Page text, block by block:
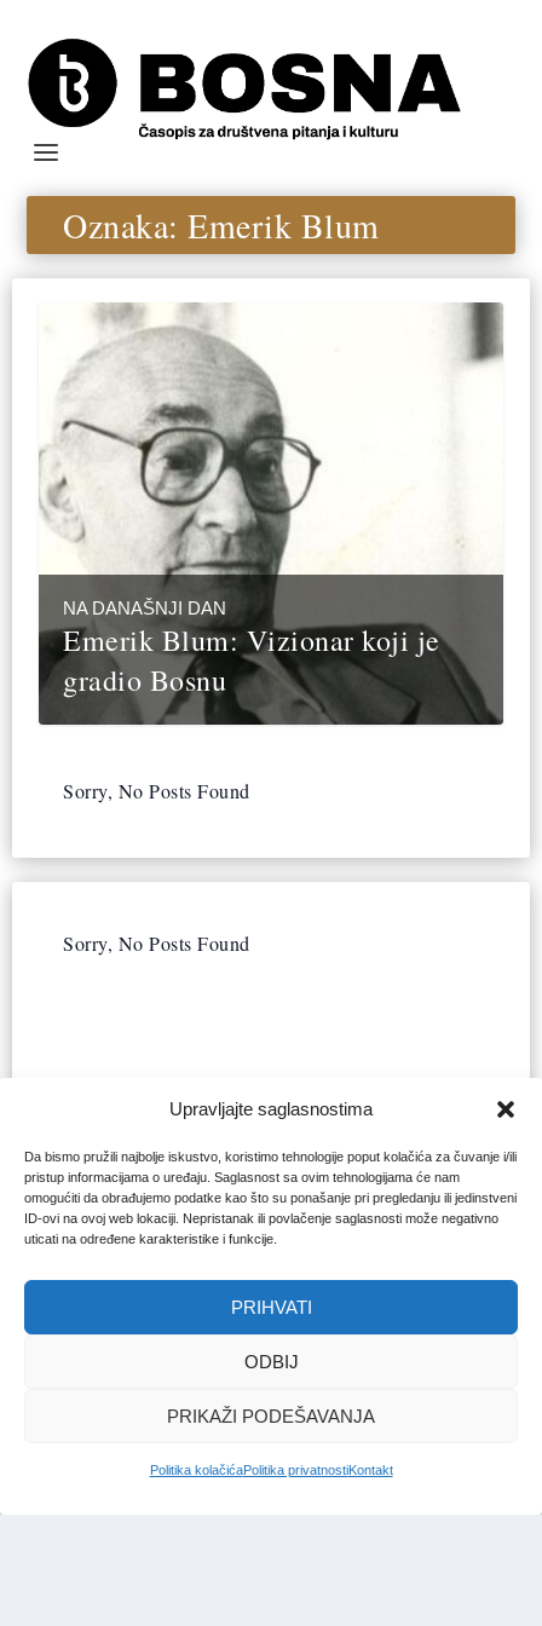
Upravljajte saglasnostima
Da bismo pružili najbolje iskustvo, koristimo tehnologije poput kolačića za čuvanje i/ili
pristup informacijama o uređaju. Saglasnost sa ovim tehnologijama će nam
omogućiti da obrađujemo podatke kao što su ponašanje pri pregledanju ili jedinstveni
ID-ovi na ovoj web lokaciji. Nepristanak ili povlačenje saglasnosti može negativno
uticati na određene karakteristike i funkcije.
PRIHVATI
ODBIJ
PRIKAŽI PODEŠAVANJA
Politika kolačićaPolitika privatnostiKontakt
Oznaka:Emerik Blum
NA DANAŠNJI DAN
Emerik Blum: Vizionar koji je
gradio Bosnu
Sorry, No Posts Found
Sorry, No Posts Found